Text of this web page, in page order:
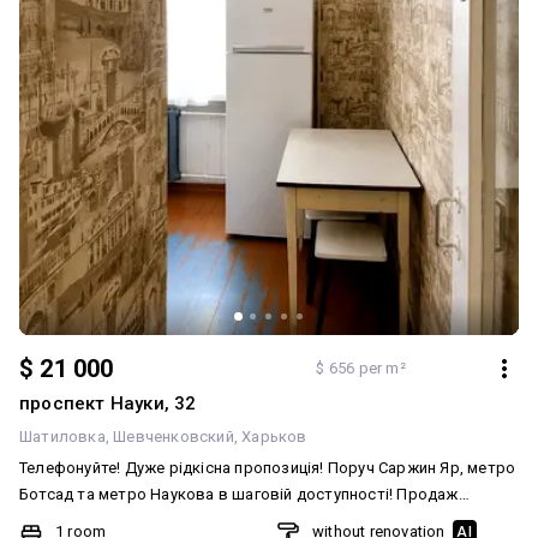
$ 21 000 $ 656 per m²
проспект Науки, 32
Шатиловка Шевченковский Харьков
Телефонуйте! Дуже рідкісна пропозиція! Поруч Саржин Яр, метро
Ботсад та метро Наукова в шаговій доступності! Продаж
квартири в самому центрі міста Харків, за адресою проспект
1 room
without renovation AI